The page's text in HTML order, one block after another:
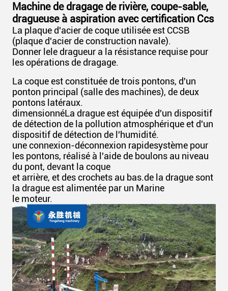
Machine de dragage de rivière, coupe-sable,
dragueuse à aspiration avec certification Ccs
La plaque d'acier de coque utilisée est CCSB
(plaque d'acier de construction navale).
Donner le le dragueur a la résistance requise pour
les opérations de dragage.
La coque est constituée de trois pontons, d'un
ponton principal (salle des machines), de deux
pontons latéraux.
dimensionnéLa drague est équipée d'un dispositif
de détection de la pollution atmosphérique et d'un
dispositif de détection de l'humidité.
une connexion-déconnexion rapidesystème pour
les pontons, réalisé à l'aide de boulons au niveau
du pont, devant la coque
et arrière, et des crochets au bas.de la drague sont
la drague est alimentée par un Marine
le moteur.